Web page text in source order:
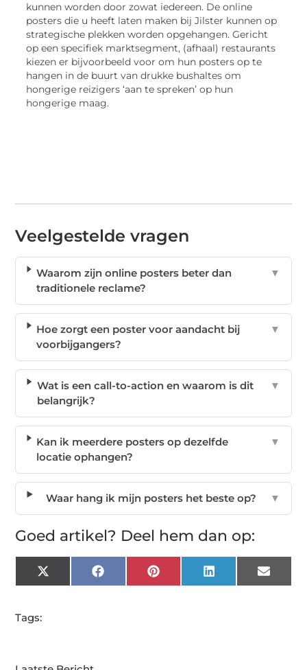
kunnen worden door zowat iedereen. De online
posters die u heeft laten maken bij Jilster kunnen op
strategische plekken worden opgehangen. Gericht
op een specifiek marktsegment, (afhaal) restaurants
kiezen er bijvoorbeeld voor om hun posters op te
hangen in de buurt van drukke bushaltes om
hongerige reizigers ‘aan te spreken’ op hun
hongerige maag.
Veelgestelde vragen
Waarom zijn online posters beter dan
traditionele reclame?
▼
Hoe zorgt een poster voor aandacht bij
voorbijgangers?
▼
Wat is een call-to-action en waarom is dit
belangrijk?
▼
Kan ik meerdere posters op dezelfde
locatie ophangen?
▼
Waar hang ik mijn posters het beste op? ▼
Goed artikel? Deel hem dan op:
X
(Twitter)
FacebookPinterest LinkedIn Email
Tags: